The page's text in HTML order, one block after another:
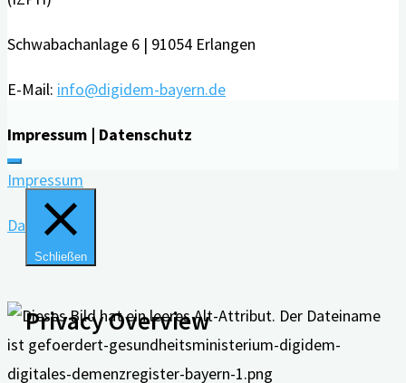
Schwabachanlage 6 | 91054 Erlangen
E-Mail: info@digidem-bayern.de
Impressum | Datenschutz
Impressum
Datenschutz
Schließen
Privacy Overview